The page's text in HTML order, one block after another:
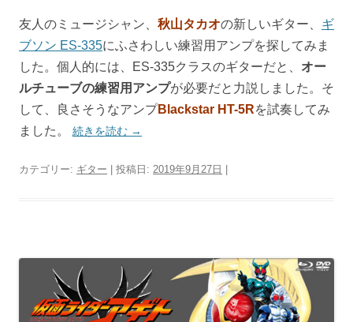
友人のミュージシャン、 秋山タカオの新しいギター、 ギ
ブソン ES-335にふさわしい練習用アンプを探してみま
した。個人的には、ES-335クラスのギターだと、 オー
ルチューブの練習用アンプが必要だと力説しました。そ
して、良さそうなアンプBlackstar HT-5Rを試奏してみ
ました。
続きを読む →
カテゴリー: ギター | 投稿日: 2019年9月27日